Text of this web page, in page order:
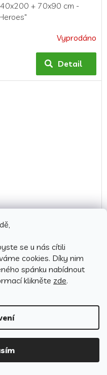
se u nás cítili
cookies. Díky nim
spánku nabídnout
klikněte zde.
+ 70x90 cm -
Vyprodáno
Detail
+ 70x90 cm - Pokémon
Vyprodáno